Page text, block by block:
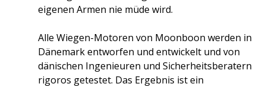
eigenen Armen nie müde wird.
Alle Wiegen-Motoren von Moonboon werden in
Dänemark entworfen und entwickelt und von
dänischen Ingenieuren und Sicherheitsberatern
rigoros getestet. Das Ergebnis ist ein